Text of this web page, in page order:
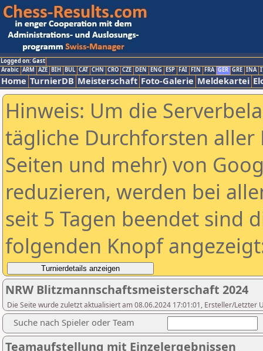
Logged on: Gast
Arabic ARM AZE BIH BUL CAT CHN CRO CZE DEN ENG ESP FAI FIN FRA GER GRE INA
Home TurnierDB Meisterschaft Foto-Galerie Meldekartei
Hinweis: Um die
tägliche Durchforsten aller
Seiten und mehr) von
reduzieren, werden bei
seit 5 Tagen beendet sind
folgenden Knopf
NRW Blitzmannschaftsmeisterschaft 2024
Die Seite wurde zuletzt aktualisiert am 08.06.2024 17:01:01, Ersteller/Letzter
Suche nach Spieler oder Team
Teamaufstellung mit Einzelergebnissen